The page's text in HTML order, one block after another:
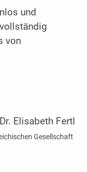
und
von
Elisabeth Fertl
Gesellschaft